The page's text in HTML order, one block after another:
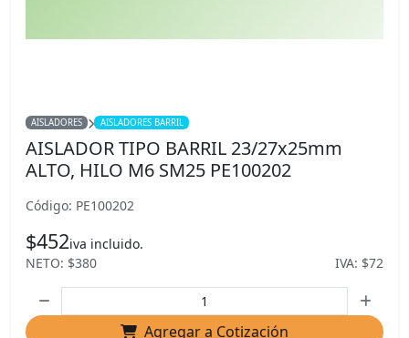
AISLADORES AISLADORES BARRIL
AISLADOR TIPO BARRIL 23/27x25mm
ALTO, HILO M6 SM25 PE100202
Código: PE100202
$452iva incluido.
NETO: $380
IVA: $72
Agregar a Cotización